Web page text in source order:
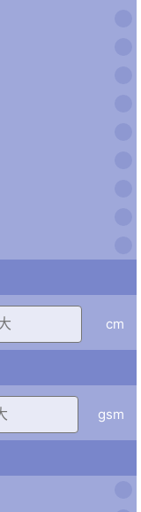
cm
gsm